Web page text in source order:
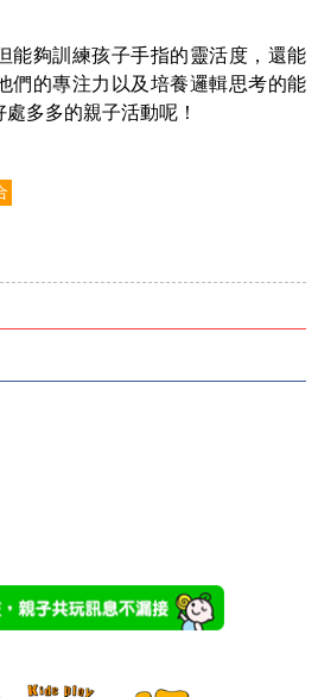
能夠訓練孩子手指的靈活度，還能
們的專注力以及培養邏輯思考的能
多多的親子活動呢！